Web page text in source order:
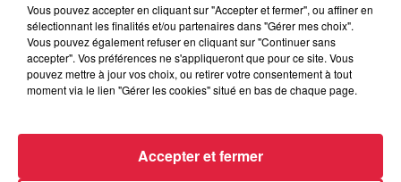
À Hoerdt, de l’eau brune sort des
robinets
Tags antisémites à Strasbourg :
Catherine Trautmann réagit
Vous pouvez accepter en cliquant sur "Accepter et fermer", ou affiner en
sélectionnant les finalités et/ou partenaires dans "Gérer mes choix".
Vous pouvez également refuser en cliquant sur "Continuer sans
accepter". Vos préférences ne s'appliqueront que pour ce site. Vous
pouvez mettre à jour vos choix, ou retirer votre consentement à tout
moment via le lien "Gérer les cookies" situé en bas de chaque page.
Accepter et fermer